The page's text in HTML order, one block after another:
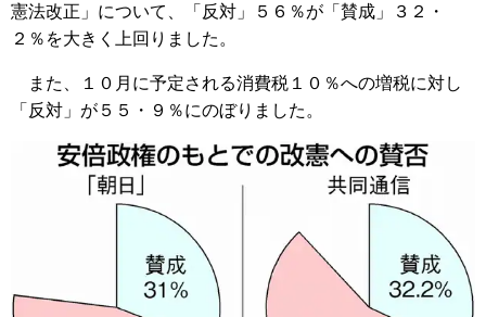
憲法改正」について、「反対」５６％が「賛成」３２・
２％を大きく上回りました。
また、１０月に予定される消費税１０％への増税に対し
「反対」が５５・９％にのぼりました。